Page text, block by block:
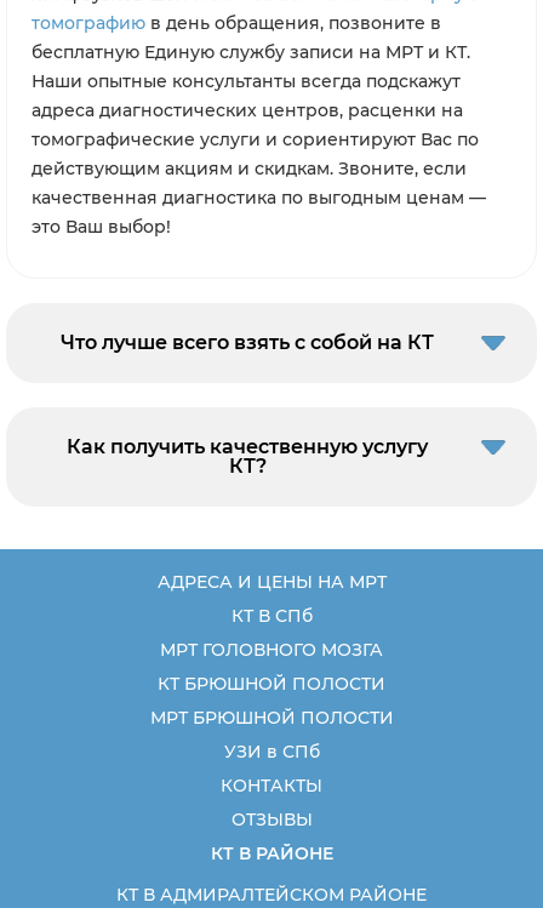
томографию в день обращения, позвоните в
бесплатную Единую службу записи на МРТ и КТ.
Наши опытные консультанты всегда подскажут
адреса диагностических центров, расценки на
томографические услуги и сориентируют Вас по
действующим акциям и скидкам. Звоните, если
качественная диагностика по выгодным ценам —
это Ваш выбор!
Что лучше всего взять с собой на КТ
Как получить качественную услугу
КТ?
АДРЕСА И ЦЕНЫ НА МРТ
КТ В СПб
МРТ ГОЛОВНОГО МОЗГА
КТ БРЮШНОЙ ПОЛОСТИ
МРТ БРЮШНОЙ ПОЛОСТИ
УЗИ в СПб
КОНТАКТЫ
ОТЗЫВЫ
КТ В РАЙОНЕ
КТ В АДМИРАЛТЕЙСКОМ РАЙОНЕ